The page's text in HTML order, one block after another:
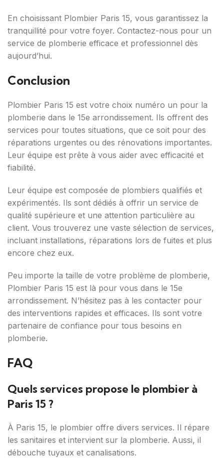
En choisissant Plombier Paris 15, vous garantissez la
tranquillité pour votre foyer. Contactez-nous pour un
service de plomberie efficace et professionnel dès
aujourd’hui.
Conclusion
Plombier Paris 15 est votre choix numéro un pour la
plomberie dans le 15e arrondissement. Ils offrent des
services pour toutes situations, que ce soit pour des
réparations urgentes ou des rénovations importantes.
Leur équipe est prête à vous aider avec efficacité et
fiabilité.
Leur équipe est composée de plombiers qualifiés et
expérimentés. Ils sont dédiés à offrir un service de
qualité supérieure et une attention particulière au
client. Vous trouverez une vaste sélection de services,
incluant installations, réparations lors de fuites et plus
encore chez eux.
Peu importe la taille de votre problème de plomberie,
Plombier Paris 15 est là pour vous dans le 15e
arrondissement. N’hésitez pas à les contacter pour
des interventions rapides et efficaces. Ils sont votre
partenaire de confiance pour tous besoins en
plomberie.
FAQ
Quels services propose le plombier à
Paris 15 ?
À Paris 15, le plombier offre divers services. Il répare
les sanitaires et intervient sur la plomberie. Aussi, il
débouche tuyaux et canalisations.